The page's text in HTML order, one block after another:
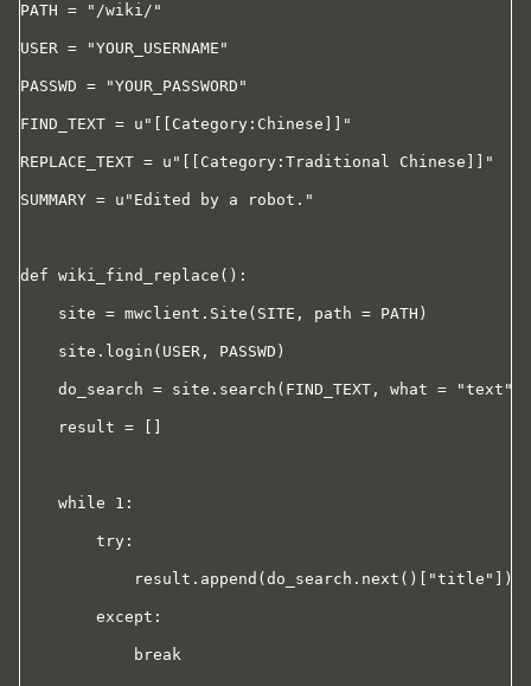
PATH = "/wiki/"
USER = "YOUR_USERNAME"
PASSWD = "YOUR_PASSWORD"
FIND_TEXT = u"[[Category:Chinese]]"
REPLACE_TEXT = u"[[Category:Traditional Chinese]]"
SUMMARY = u"Edited by a robot."
def wiki_find_replace():
    site = mwclient.Site(SITE, path = PATH)
    site.login(USER, PASSWD)
    do_search = site.search(FIND_TEXT, what = "text")
    result = []
    while 1:
        try:
            result.append(do_search.next()["title"])
        except:
            break